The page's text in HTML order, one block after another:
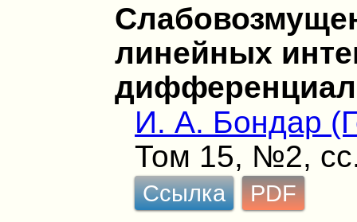
линейных
И. А. Бондар
Том 15, №2,
Ссылка PDF